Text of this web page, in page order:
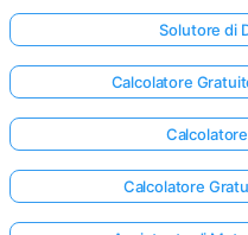
Solutore di
Calcolatore
Calcolatore